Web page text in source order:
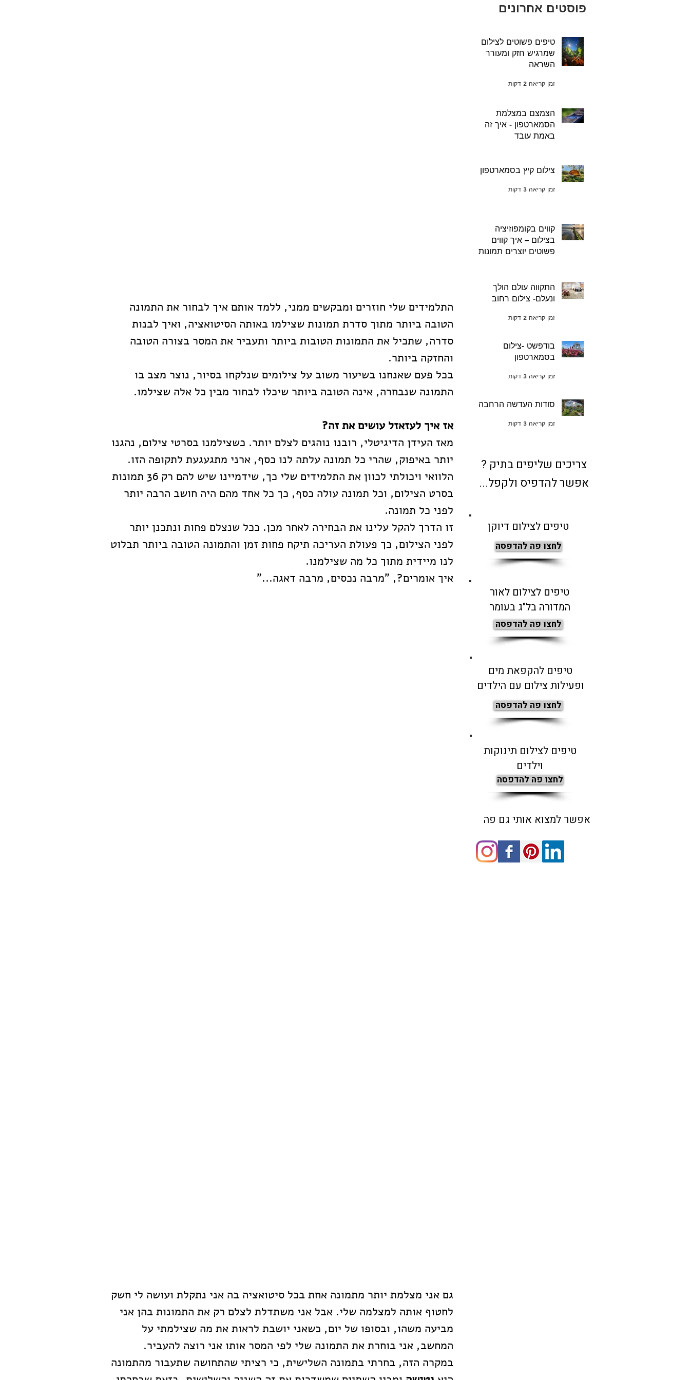
התלמידים שלי חוזרים ומבקשים ממני, ללמד אותם איך לבחור את התמונה
הטובה ביותר מתוך סדרת תמונות שצילמו באותה הסיטואציה, ואיך לבנות
סדרה, שתכיל את התמונות הטובות ביותר ותעביר את המסר בצורה הטובה
והחזקה ביותר.
בכל פעם שאנחנו בשיעור משוב על צילומים שנלקחו בסיור, נוצר מצב בו
התמונה שנבחרה, אינה הטובה ביותר שיכלו לבחור מבין כל אלה שצילמו.
אז איך לעזאזל עושים את זה?
מאז העידן הדיגיטלי, רובנו נוהגים לצלם יותר. כשצילמנו בסרטי צילום, נהגנו
יותר באיפוק, שהרי כל תמונה עלתה לנו כסף, ארני מתגעגעת לתקופה הזו.
הלוואי ויכולתי לכוון את התלמידים שלי כך, שידמיינו שיש להם רק 36 תמונות
בסרט הצילום, וכל תמונה עולה כסף, כך כל אחד מהם היה חושב הרבה יותר
לפני כל תמונה.
זו הדרך להקל עלינו את הבחירה לאחר מכן. ככל שנצלם פחות ונתכנן יותר
לפני הצילום, כך פעולת העריכה תיקח פחות זמן והתמונה הטובה ביותר תבלוט
לנו מיידית מתוך כל מה שצילמנו.
איך אומרים?, "מרבה נכסים, מרבה דאגה..."
גם אני מצלמת יותר מתמונה אחת בכל סיטואציה בה אני נתקלת ועושה לי חשק
לחטוף אותה למצלמה שלי. אבל אני משתדלת לצלם רק את התמונות בהן אני
מביעה משהו, ובסופו של יום, כשאני יושבת לראות את מה שצילמתי על
המחשב, אני בוחרת את התמונה שלי לפי המסר אותו אני רוצה להעביר.
במקרה הזה, בחרתי בתמונה השלישית, כי רציתי שהתחושה שתעבור מהתמונה
פוסטים אחרונים
טיפים פשוטים לצילום
שמרגיש חזק ומעורר
השראה
זמן קריאה 2 דקות
הצמצם במצלמת
הסמארטפון - איך זה
באמת עובד
צילום קיץ בסמארטפון
זמן קריאה 3 דקות
קווים בקומפוזיציה
בצילום – איך קווים
פשוטים יוצרים תמונות
התקווה עולם הולך
ונעלם- צילום רחוב
זמן קריאה 2 דקות
בודפשט -צילום
בסמארטפון
זמן קריאה 3 דקות
סודות העדשה הרחבה
זמן קריאה 3 דקות
צריכים שליפים בתיק ?
אפשר להדפיס ולקפל...
טיפים לצילום דיוקן
לחצו פה להדפסה
טיפים לצילום לאור
המדורה בל"ג בעומר
לחצו פה להדפסה
טיפים להקפאת מים
ופעילות צילום עם הילדים
לחצו פה להדפסה
לחצו פה להדפסה
אפשר למצוא אותי גם פה
טיפים לצילום תינוקות
וילדים